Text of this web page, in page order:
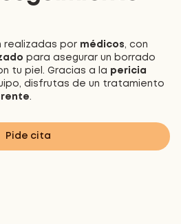
realizadas por médicos, con
para asegurar un borrado
tu piel. Gracias a la
pericia
disfrutas de un tratamiento
.
Pide cita